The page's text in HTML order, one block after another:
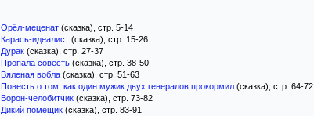
Орёл-меценат (сказка), стр. 5-14
Карась-идеалист (сказка), стр. 15-26
Дурак (сказка), стр. 27-37
Пропала совесть (сказка), стр. 38-50
Вяленая вобла (сказка), стр. 51-63
Повесть о том, как один мужик двух генералов прокормил (сказка), стр. 64-72
Ворон-челобитчик (сказка), стр. 73-82
Дикий помещик (сказка), стр. 83-91